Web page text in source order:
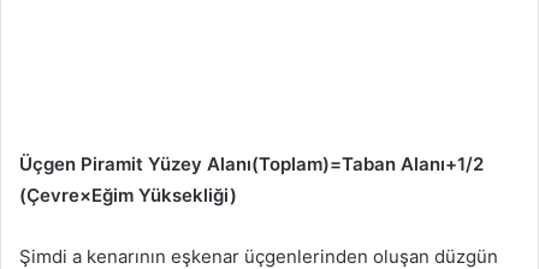
Üçgen Piramit Yüzey Alanı(Toplam)=Taban Alanı+1/2
(Çevre×Eğim Yüksekliği)
Şimdi a kenarının eşkenar üçgenlerinden oluşan düzgün